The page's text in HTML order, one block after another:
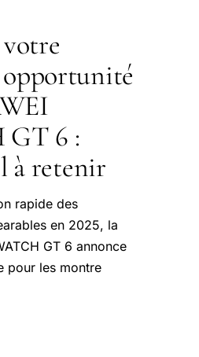
votre
6 :
à retenir
rapide des
en 2025, la
GT 6 annonce
pour les montre